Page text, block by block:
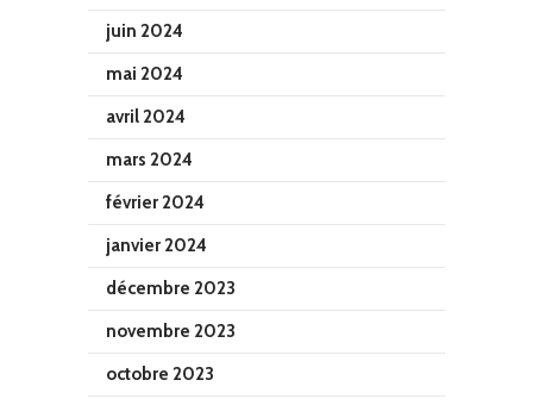
juin 2024
mai 2024
avril 2024
mars 2024
février 2024
janvier 2024
décembre 2023
novembre 2023
octobre 2023